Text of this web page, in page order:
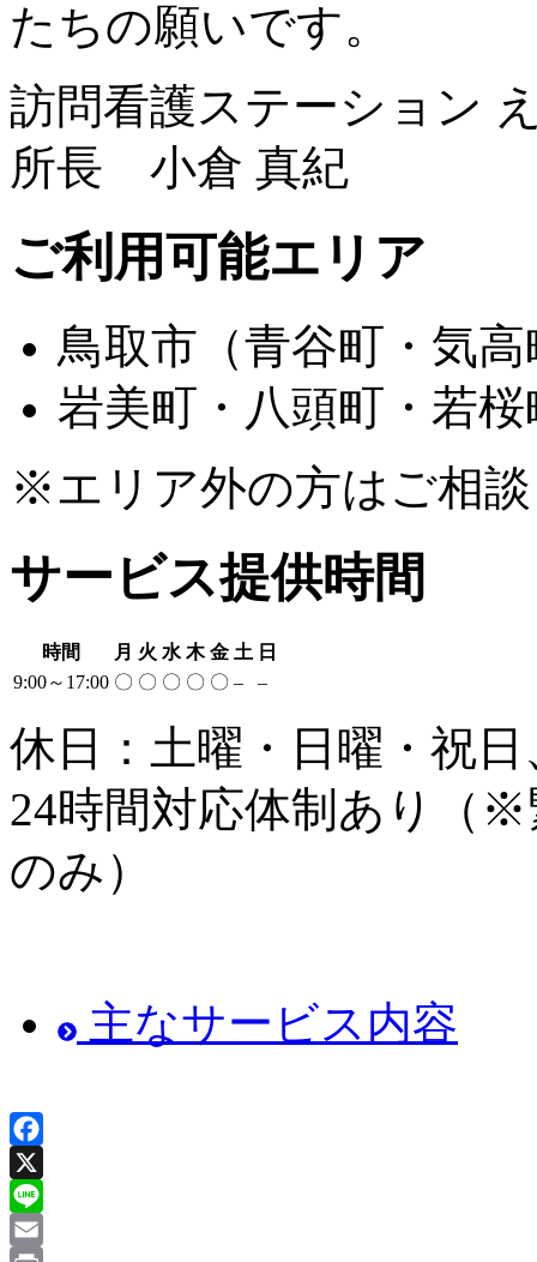
たちの願いです。
訪問看護ステーション
所長 小倉 真紀
ご利用可能エリア
鳥取市（青谷町・気
岩美町・八頭町・若桜
※エリア外の方はご相
サービス提供時間
時間 月 火 水 木 金 土 日
9:00～17:00 〇 〇 〇 〇 〇 – –
休日：土曜・日曜・祝
24時間対応体制あり
（
のみ）
主なサービス内容
Facebook
X
Line